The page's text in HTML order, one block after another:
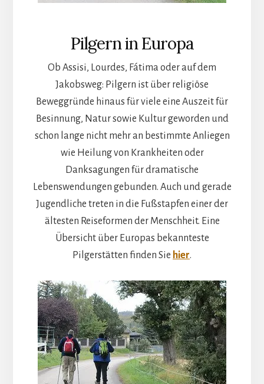
Pilgern in Europa
Ob Assisi, Lourdes, Fátima oder auf dem
Jakobsweg: Pilgern ist über religiöse
Beweggründe hinaus für viele eine Auszeit für
Besinnung, Natur sowie Kultur geworden und
schon lange nicht mehr an bestimmte Anliegen
wie Heilung von Krankheiten oder
Danksagungen für dramatische
Lebenswendungen gebunden. Auch und gerade
Jugendliche treten in die Fußstapfen einer der
ältesten Reiseformen der Menschheit. Eine
Übersicht über Europas bekannteste
Pilgerstätten finden Sie hier.